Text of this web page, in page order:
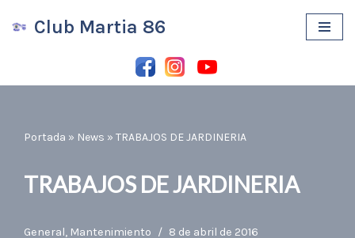
contenido
Club Martia 86
Portada » News » TRABAJOS DE JARDINERIA
TRABAJOS DE JARDINERIA
General, Mantenimiento 8 de abril de 2016